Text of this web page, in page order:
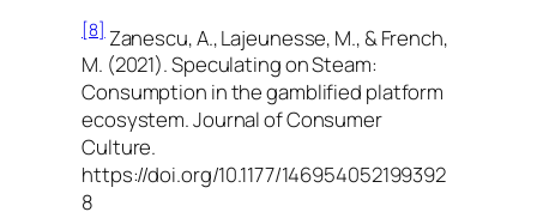
[8]Zanescu, A., Lajeunesse, M., & French,
M. (2021). Speculating on Steam:
Consumption in the gamblified platform
ecosystem. Journal of Consumer
Culture.
https://doi.org/10.1177/146954052199392
8